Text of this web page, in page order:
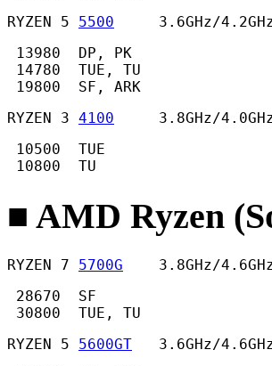
RYZEN 5 5500
3.6GHz/
13980  DP, PK
14780  TUE, TU
19800  SF, ARK
RYZEN 3 4100
3.8GHz/
10500  TUE
10800  TU
■ AMD Ryzen
RYZEN 7 5700G
3.8GHz/
28670  SF
30800  TUE, TU
RYZEN 5 5600GT
3.6GHz/